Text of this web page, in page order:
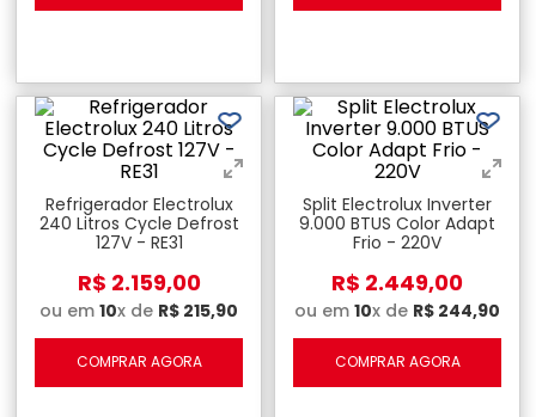
Refrigerador Electrolux
240 Litros Cycle Defrost
127V - RE31
R$ 2.159,00
ou em 10x de R$ 215,90
COMPRAR AGORA
Split Electrolux Inverter
9.000 BTUS Color Adapt
Frio - 220V
R$ 2.449,00
ou em 10x de R$ 244,90
COMPRAR AGORA